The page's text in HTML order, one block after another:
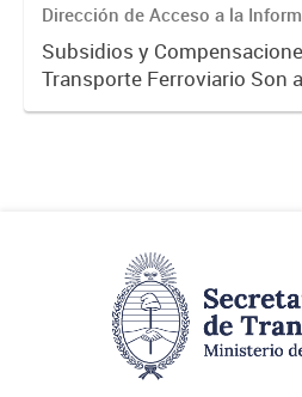
Dirección de Acceso a la
Pública y Transparencia
Subsidios y
Transporte Ferroviario Son
transferencias realizadas